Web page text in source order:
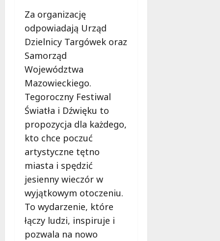
Za organizację
odpowiadają Urząd
Dzielnicy Targówek oraz
Samorząd
Województwa
Mazowieckiego.
Tegoroczny Festiwal
Światła i Dźwięku to
propozycja dla każdego,
kto chce poczuć
artystyczne tętno
miasta i spędzić
jesienny wieczór w
wyjątkowym otoczeniu.
To wydarzenie, które
łączy ludzi, inspiruje i
pozwala na nowo